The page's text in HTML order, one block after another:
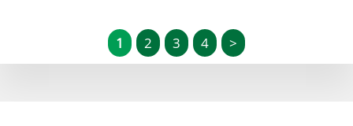
1 2 3 4 >